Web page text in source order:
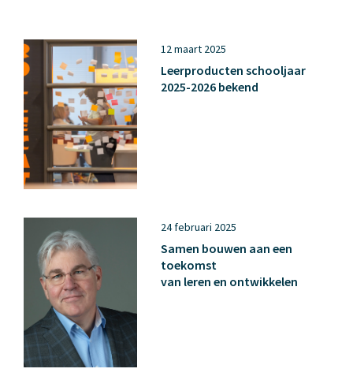
12 maart 2025
Leerproducten schooljaar
2025-2026 bekend
24 februari 2025
Samen bouwen aan een
toekomst
van leren en ontwikkelen